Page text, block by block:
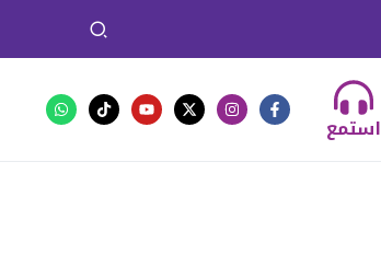
استمع